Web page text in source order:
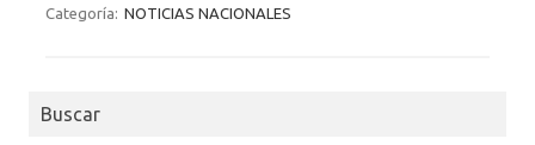
e
se it ail lo
Categoría: NOTICIAS NACIONALES
Buscar